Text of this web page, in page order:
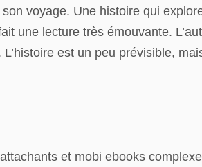
voyage. Une histoire qui
une lecture très émouvante.
est un peu prévisible,
et mobi ebooks